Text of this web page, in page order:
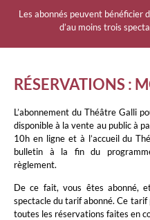
Les abonnés peuvent bénéficier
d’au moins trois
RÉSERVATIONS :
L’abonnement du Théâtre Galli
disponible à la vente au public à
10h en ligne et à l’accueil du
bulletin à la fin du
règlement.
De ce fait, vous êtes abonné,
spectacle du tarif abonné. Ce
toutes les réservations faites en